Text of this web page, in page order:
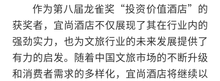
作为第八届龙雀奖“投资价值酒店”的
获奖者，宜尚酒店不仅展现了其在行业内的
强劲实力，也为文旅行业的未来发展提供了
有力的启发。随着中国文旅市场的不断升级
和消费者需求的多样化，宜尚酒店将继续以